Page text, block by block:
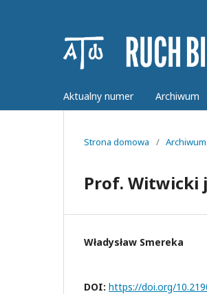
Aktualny numer Archiwum
Strona domowa / Archiwum
Prof. Witwicki
Władysław Smereka
DOI: https://doi.org/